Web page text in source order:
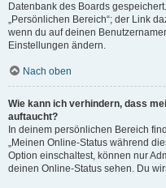
Datenbank des Boards
„Persönlichen Bereich“; der Link
wenn du auf deinen
Einstellungen ändern.
Nach oben
Wie kann ich verhindern, dass
auftaucht?
In deinem persönlichen Bereich
„Meinen Online-Status während
Option einschaltest, können nur
deinen Online-Status sehen. Du